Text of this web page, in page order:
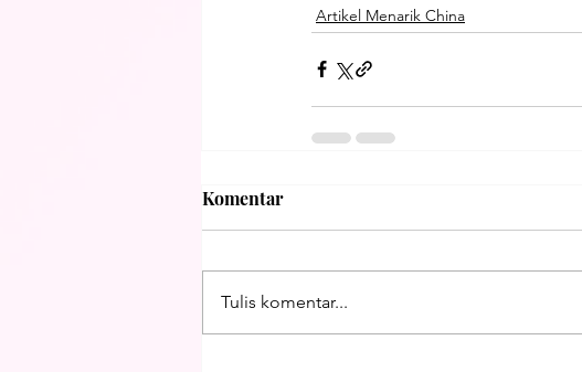
Artikel Menarik China
Komentar
Tulis komentar...